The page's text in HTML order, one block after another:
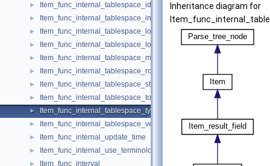
► Item_func_internal_tablespace_id
► Item_func_internal_tablespace_initial_size
► Item_func_internal_tablespace_logfile_group_name
► Item_func_internal_tablespace_logfile_group_number
► Item_func_internal_tablespace_maximum_size
► Item_func_internal_tablespace_row_format
► Item_func_internal_tablespace_status
► Item_func_internal_tablespace_total_extents
► Item_func_internal_tablespace_type
► Item_func_internal_tablespace_version
► Item_func_internal_update_time
► Item_func_internal_use_terminology_previous
► Item_func_interval
Inheritance diagram for